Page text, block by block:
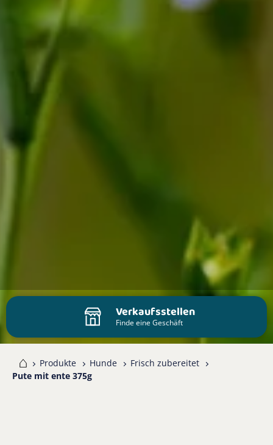
Verkaufsstellen
Finde eine Geschäft
Produkte Hunde
Frisch zubereitet
Pute mit ente 375g